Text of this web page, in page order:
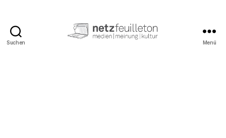
Suchen Menü